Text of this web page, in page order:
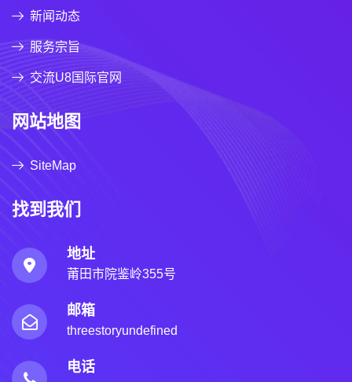
新闻动态
服务宗旨
交流U8国际官网
网站地图
SiteMap
找到我们
地址
莆田市院鉴岭355号
邮箱
threestoryundefined
电话